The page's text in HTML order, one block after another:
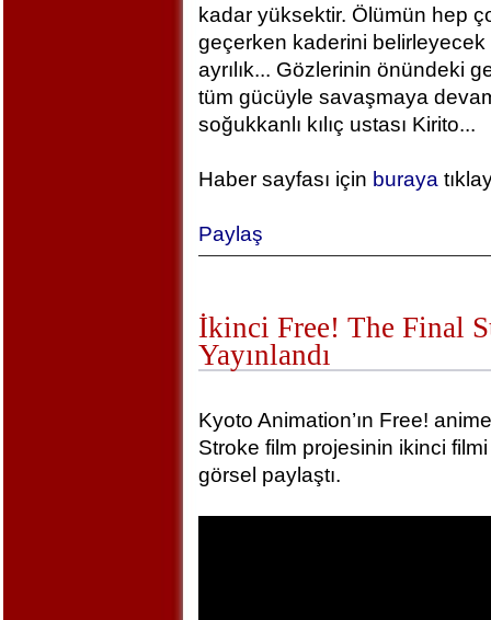
kadar yüksektir. Ölümün hep
geçerken kaderini belirleyecek
ayrılık... Gözlerinin önündeki
tüm gücüyle savaşmaya
soğukkanlı kılıç ustası Kirito...
Haber sayfası için buraya
Paylaş
İkinci Free! The Final
Yayınlandı
Kyoto Animation’ın Free!
Stroke film projesinin ikinci
görsel paylaştı.